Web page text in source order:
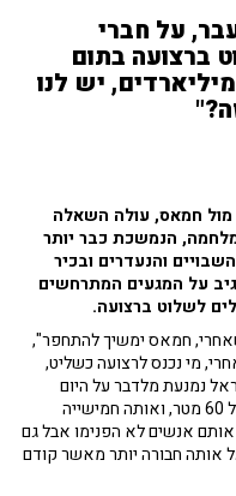
על חברי
ברצועה בתום
יש לנו
מול חמאס, עולה השאלה
הנמשכת כבר יותר
והנעדרים ובכיר
על המגעים המתרחשים
לשלוט ברצועה.
חמאס ימשיך להתחפר",
מי נכנס לרצועה כשליט,
נמנעת מלדבר על היום
שאחרי. עדיין חמאס עמוק בתוך המנהרה של 60 מטר, ואותה חמישייה
אנשים לא הפנימו אבל גם
אותה חבורה יותר מאשר קודם